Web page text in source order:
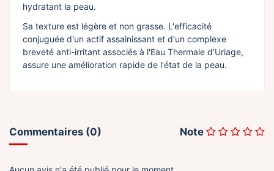
hydratant la peau.
Sa texture est légère et non grasse. L'efficacité
conjuguée d'un actif assainissant et d'un complexe
breveté anti-irritant associés à l'Eau Thermale d'Uriage,
assure une amélioration rapide de l'état de la peau.
Note
Commentaires (0)